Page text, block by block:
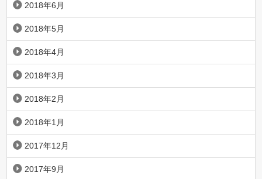
2018年6月
2018年5月
2018年4月
2018年3月
2018年2月
2018年1月
2017年12月
2017年9月